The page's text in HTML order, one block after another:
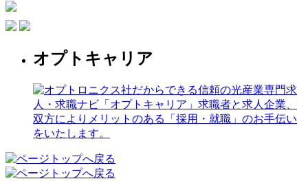
オプトキャリア